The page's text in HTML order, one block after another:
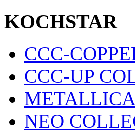
KOCHSTAR
CCC-
CCC-UP
NEO